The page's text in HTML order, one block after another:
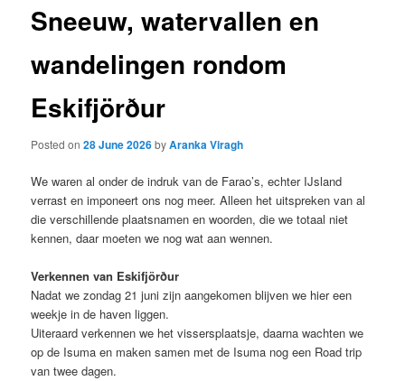
Sneeuw, watervallen en
wandelingen rondom
Eskifjörður
Posted on28 June 2026byAranka Viragh
We waren al onder de indruk van de Farao’s, echter IJsland
verrast en imponeert ons nog meer. Alleen het uitspreken van al
die verschillende plaatsnamen en woorden, die we totaal niet
kennen, daar moeten we nog wat aan wennen.
Verkennen van Eskifjörður
Nadat we zondag 21 juni zijn aangekomen blijven we hier een
weekje in de haven liggen.
Uiteraard verkennen we het vissersplaatsje, daarna wachten we
op de Isuma en maken samen met de Isuma nog een Road trip
van twee dagen.